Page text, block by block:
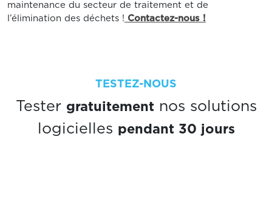
maintenance du secteur de traitement et de
l’élimination des déchets ! Contactez-nous !
TESTEZ-NOUS
Tester gratuitementnos solutions
logicielles pendant 30 jours